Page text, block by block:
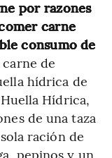
por razones
carne
consumo de
de
hídrica de
Hídrica,
de una taza
ración de
pepinos y un